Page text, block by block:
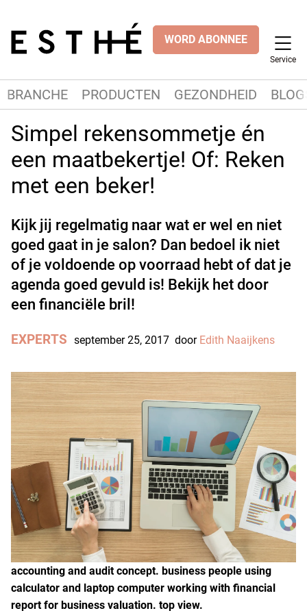
WORD ABONNEE
Service
BRANCHE PRODUCTEN GEZONDHEID
Simpel rekensommetje én
een maatbekertje! Of: Reken
met een beker!
Kijk jij regelmatig naar wat er wel en niet
goed gaat in je salon? Dan bedoel ik niet
of je voldoende op voorraad hebt of dat je
agenda goed gevuld is! Bekijk het door
een financiële bril!
EXPERTS september 25, 2017 door Edith Naaijkens
accounting and audit concept. business people using
calculator and laptop computer working with financial
report for business valuation. top view.